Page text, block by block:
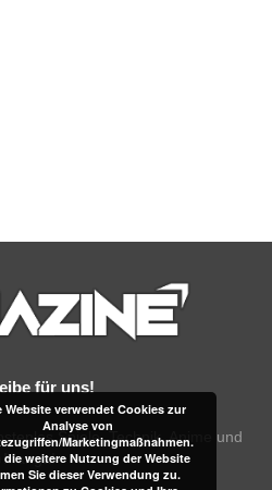
für uns!
Spiele, Technik, Anime und
Manga!
Website verwendet Cookies zur
Analyse von
Marketingmaßnahmen.
die weitere Nutzung der Website
Sie dieser Verwendung zu.